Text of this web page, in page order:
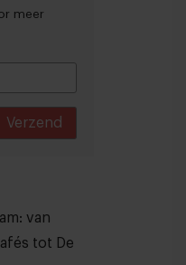
meer
Verzend
van
tot De